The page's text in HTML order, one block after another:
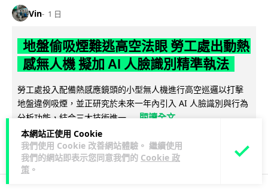
本網站正使用 Cookie
我們使用 Cookie 改善網站體驗。 繼續使用
我們的網站即表示您同意我們的 Cookie 政
策 。
Vin 1 日
地盤偷吸煙難逃高空法眼 勞工處出動熱
感無人機 擬加 AI 人臉識別精準執法
勞工處投入配備熱感應鏡頭的小型無人機進行高空巡邏以打擊
地盤違例吸煙，並正研究於未來一年內引入 AI 人臉識別與行為
分析功能，結合三大技術進一... 閱讀全文
246 55 ↗ 分享